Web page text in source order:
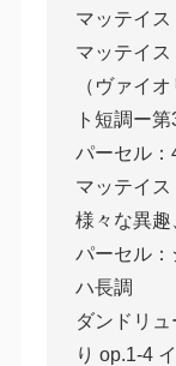
マッテイ
マッテイ
（ヴァイ
ト短調ー第
パーセル：
マッテイ
様々な異趣
パーセル
ハ長調
ダンドリ
り op.1-4